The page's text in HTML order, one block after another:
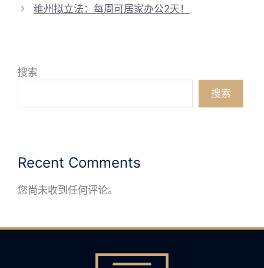
维州拟立法：每周可居家办公2天！
搜索
搜索
Recent Comments
您尚未收到任何评论。